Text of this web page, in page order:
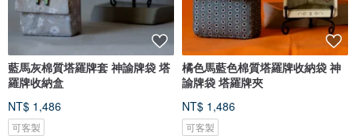
藍馬灰棉質塔羅牌套 神諭牌袋 塔
羅牌收納盒
NT$ 1,486
可客製
橘色馬藍色棉質塔羅牌收納袋 神
諭牌袋 塔羅牌夾
NT$ 1,486
可客製